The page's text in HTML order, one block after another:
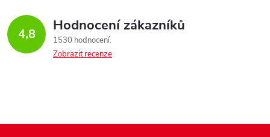
4,8 Hodnocení zákazníků
1530 hodnocení
Zobrazit recenze